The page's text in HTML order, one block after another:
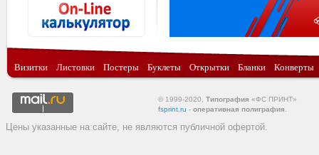
Визитки Листовки Постеры Буклеты Открытки Бланки Конверты
© 1999-2020, Типография «ФС ПРИНТ»
fsprint.ru - оперативная полиграфия
Цены указанные на сайте, не являются публичной офертой.